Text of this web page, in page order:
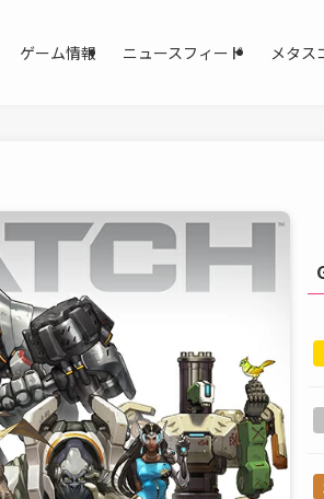
ゲーム情報 ニュースフィード メタス